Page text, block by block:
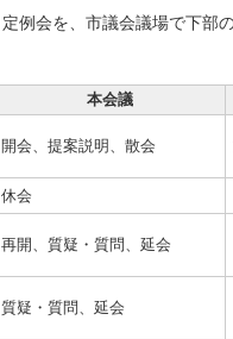
例会を、市議会議場で下部の
本会議
開会、提案説明、散会
休会
再開、質疑・質問、延会
質疑・質問、延会